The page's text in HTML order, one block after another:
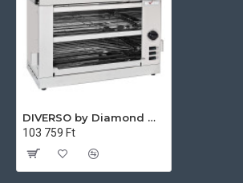
DIVERSO by Diamond WR-TSE2-D Ipari villany sütő
103 759 Ft